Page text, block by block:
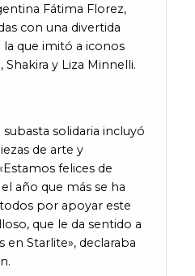
Fátima Florez,
con una divertida
que imitó a iconos
Shakira y Liza Minnelli.
solidaria incluyó
de arte y
felices de
año que más se ha
todos por apoyar este
que le da sentido a
Starlite», declaraba